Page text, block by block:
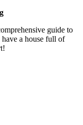
guide to
a house full of